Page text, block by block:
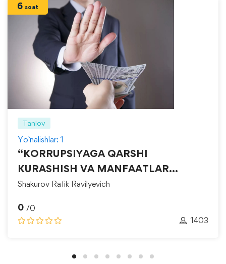
6 soat
Tanlov
Yo`nalishlar: 1
“KORRUPSIYAGA QARSHI
KURASHISH VA MANFAATLAR
TO‘QNASHUVINI BOSHQARISH”
Shakurov Rafik Ravilyevich
0 /0
1403